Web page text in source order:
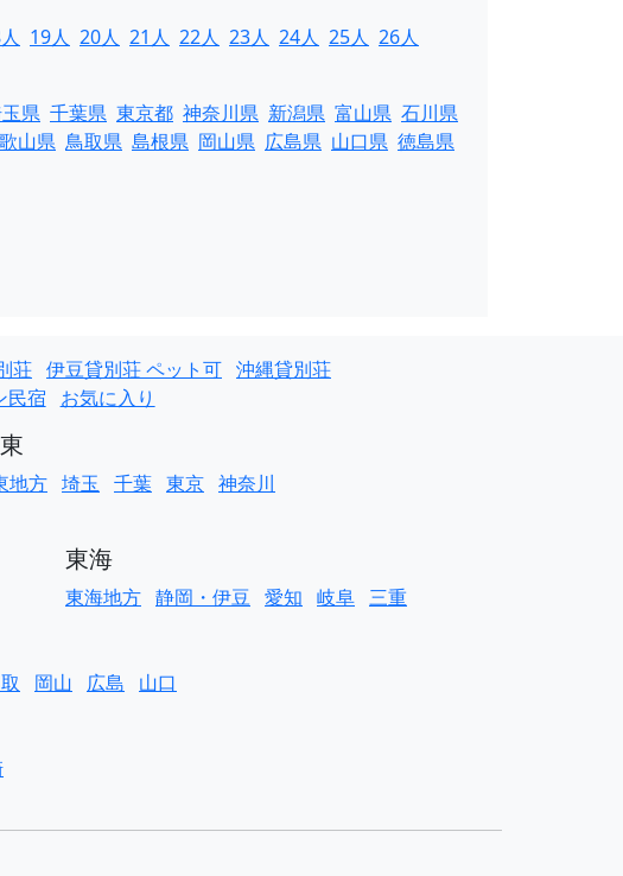
19人 20人 21人 22人 23人 24人 25人 26人
県 千葉県 東京都 神奈川県 新潟県 富山県 石川県
山県 鳥取県 島根県 岡山県 広島県 山口県 徳島県
荘 伊豆貸別荘 ペット可 沖縄貸別荘
民宿 お気に入り
地方 埼玉 千葉 東京 神奈川
東海
東海地方 静岡・伊豆 愛知 岐阜 三重
岡山 広島 山口